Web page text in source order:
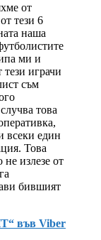
от
тези 6
наша
ми и
играчи
съм
това
всеки един
Това
излезе от
бившият
във Viber